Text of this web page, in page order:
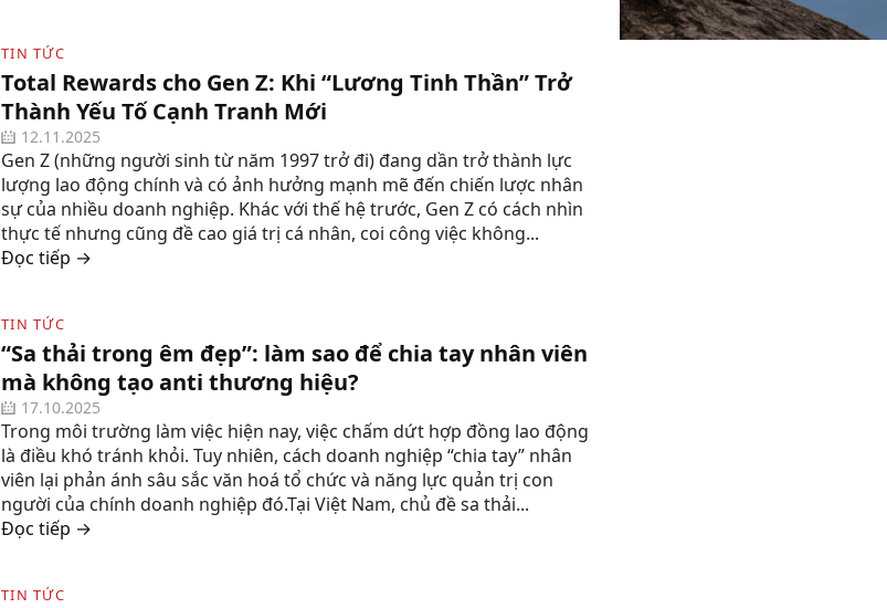
TIN TỨC
Total Rewards cho Gen Z: Khi “Lương Tinh Thần” Trở
Thành Yếu Tố Cạnh Tranh Mới
12.11.2025
Gen Z (những người sinh từ năm 1997 trở đi) đang dần trở thành lực
lượng lao động chính và có ảnh hưởng mạnh mẽ đến chiến lược nhân
sự của nhiều doanh nghiệp. Khác với thế hệ trước, Gen Z có cách nhìn
thực tế nhưng cũng đề cao giá trị cá nhân, coi công việc không...
Đọc tiếp →
TIN TỨC
“Sa thải trong êm đẹp”: làm sao để chia tay nhân viên
mà không tạo anti thương hiệu?
17.10.2025
Trong môi trường làm việc hiện nay, việc chấm dứt hợp đồng lao động
là điều khó tránh khỏi. Tuy nhiên, cách doanh nghiệp “chia tay” nhân
viên lại phản ánh sâu sắc văn hoá tổ chức và năng lực quản trị con
người của chính doanh nghiệp đó.Tại Việt Nam, chủ đề sa thải...
Đọc tiếp →
TIN TỨC